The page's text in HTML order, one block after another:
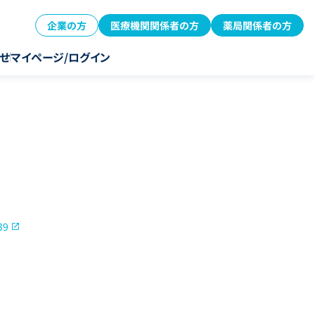
企業の方 医療機関関係者の方 薬局関係者の方
マイページ/ログイン